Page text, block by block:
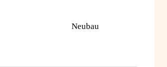
Neubau